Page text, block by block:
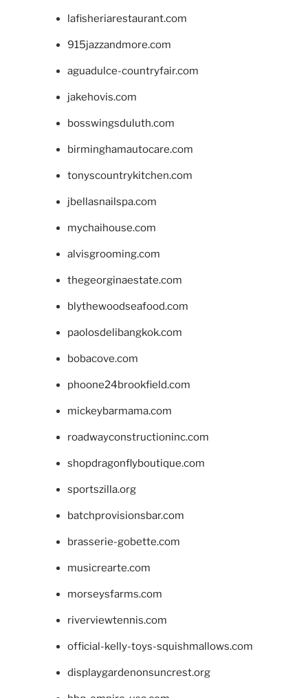
lafisheriarestaurant.com
915jazzandmore.com
aguadulce-countryfair.com
jakehovis.com
bosswingsduluth.com
birminghamautocare.com
tonyscountrykitchen.com
jbellasnailspa.com
mychaihouse.com
alvisgrooming.com
thegeorginaestate.com
blythewoodseafood.com
paolosdelibangkok.com
bobacove.com
phoone24brookfield.com
mickeybarmama.com
roadwayconstructioninc.com
shopdragonflyboutique.com
sportszilla.org
batchprovisionsbar.com
brasserie-gobette.com
musicrearte.com
morseysfarms.com
riverviewtennis.com
official-kelly-toys-squishmallows.com
displaygardenonsuncrest.org